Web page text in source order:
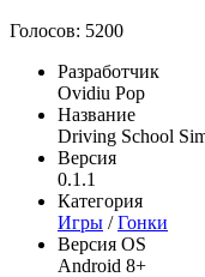
Голосов: 5200
Разработчик
Ovidiu Pop
Название
Driving School
Версия
0.1.1
Категория
Игры /Гонки
Версия OS
Android 8+